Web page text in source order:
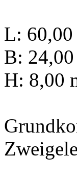
L: 60,00
B:
H: 8,00